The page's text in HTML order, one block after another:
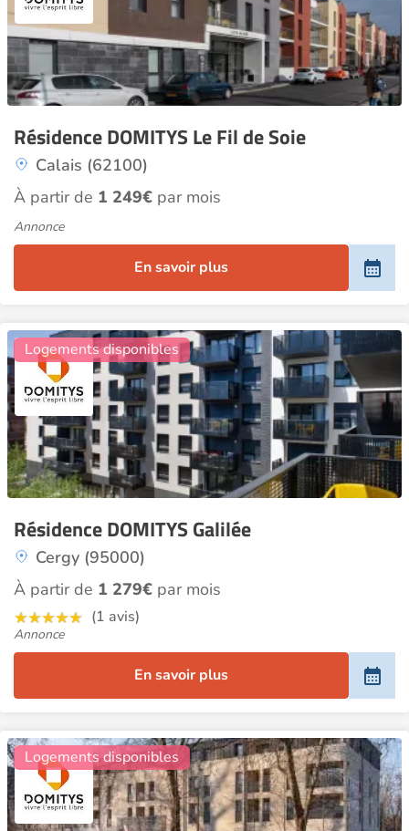
Résidence DOMITYS Le Fil de Soie
Calais (62100)
À partir de 1 249€ par mois
Annonce
En savoir plus
Résidence DOMITYS Galilée
Cergy (95000)
Logements disponibles
À partir de 1 279€ par mois
(1 avis)
Annonce
En savoir plus
Logements disponibles